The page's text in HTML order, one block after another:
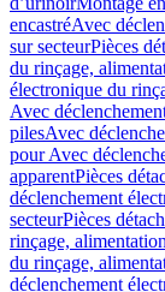
encastréAvec
sur secteurPièces
du rinçage,
électronique du
Avec
pilesAvec
pour Avec
apparentPièces
déclenchement
secteurPièces
rinçage,
du rinçage,
déclenchement